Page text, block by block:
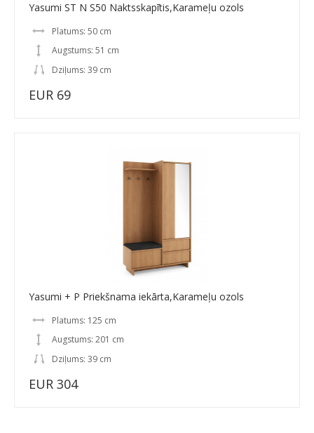
Yasumi ST N S50 Naktsskapītis,Karameļu ozols
Platums: 50 cm
Augstums: 51 cm
Dziļums: 39 cm
EUR 69
Yasumi + P Priekšnama iekārta,Karameļu ozols
Platums: 125 cm
Augstums: 201 cm
Dziļums: 39 cm
EUR 304